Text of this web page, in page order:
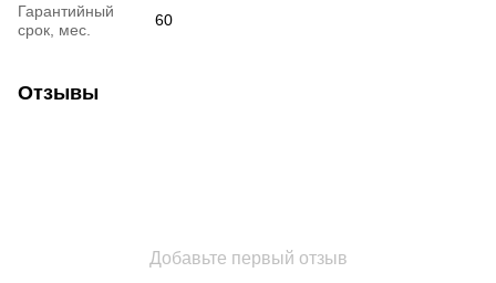
Гарантийный
срок, мес.
60
Отзывы
Добавьте первый отзыв